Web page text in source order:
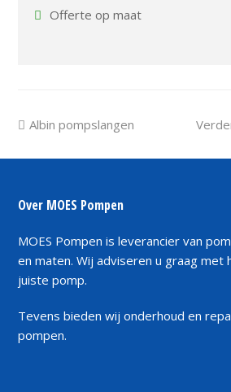
Offerte op maat
previous
Albin pompslangen
next
Over MOES Pompen
MOES Pompen is leverancier van
en maten. Wij adviseren u graag met
juiste pomp.
Tevens bieden wij onderhoud en
pompen.